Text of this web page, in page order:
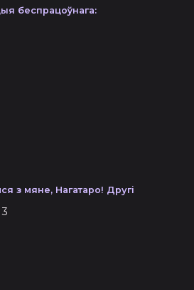
беспрацоўнага:
з мяне, Нагатаро! Другі